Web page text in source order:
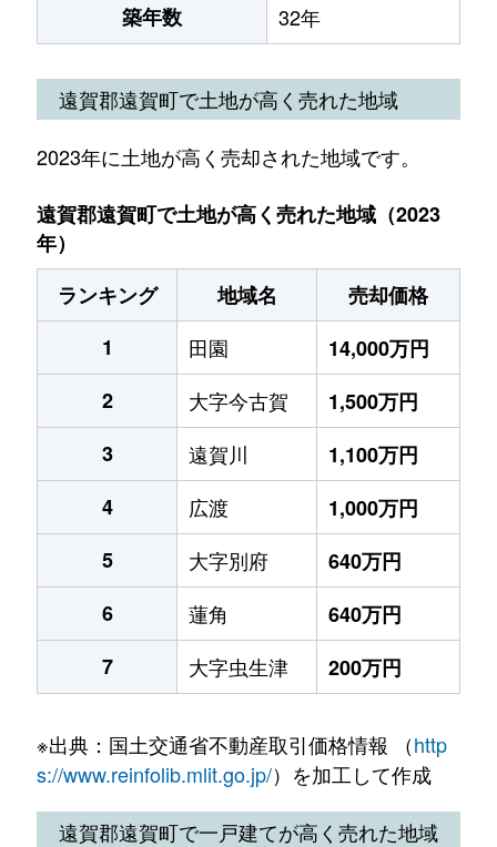
築年数 32年
遠賀郡遠賀町で土地が高く売れた地域
2023年に土地が高く売却された地域です。
遠賀郡遠賀町で土地が高く売れた地域（2023
年）
ランキング
地域名
売却価格
1
田園
14,000万円
2
大字今古賀
1,500万円
3
遠賀川
1,100万円
4
広渡
1,000万円
5
大字別府
640万円
6
蓮角
640万円
7
大字虫生津 200万円
※出典：国土交通省不動産取引価格情報 （http
s://www.reinfolib.mlit.go.jp/）を加工して作成
遠賀郡遠賀町で一戸建てが高く売れた地域